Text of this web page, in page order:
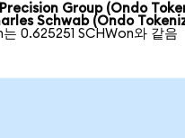
Group (Ondo
Schwab (Ondo
는 0.625251 SCHWon와 같음